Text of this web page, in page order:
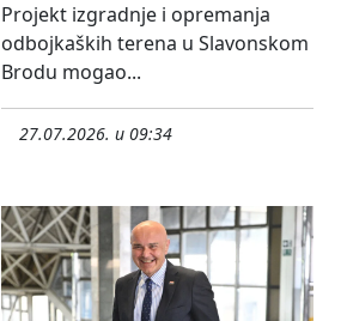
Projekt izgradnje i opremanja
odbojkaških terena u Slavonskom
Brodu mogao...
27.07.2026. u 09:34